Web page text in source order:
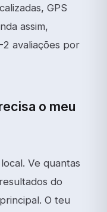
GPS
assim,
avaliações por
o meu
Ve quantas
do
O teu